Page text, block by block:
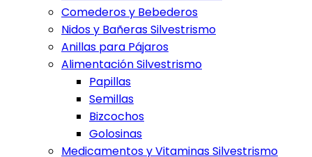
Comederos y Bebederos
Nidos y Bañeras Silvestrismo
Anillas para Pájaros
Alimentación Silvestrismo
Papillas
Semillas
Bizcochos
Golosinas
Medicamentos y Vitaminas Silvestrismo